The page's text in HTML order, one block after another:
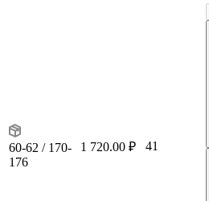
60-62 / 170-
176
1 720.00 ₽ 41